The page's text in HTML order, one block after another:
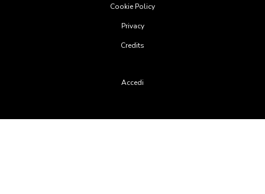
Cookie Policy
Privacy
Credits
Accedi